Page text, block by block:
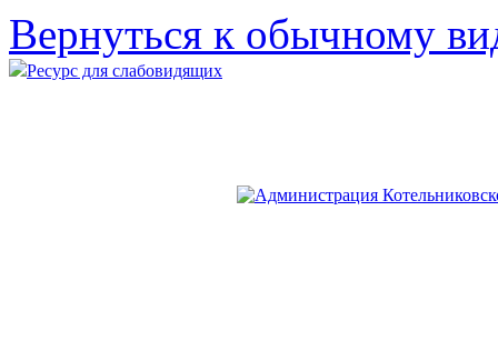
Вернуться к обычному
Ресурс для слабовидящих